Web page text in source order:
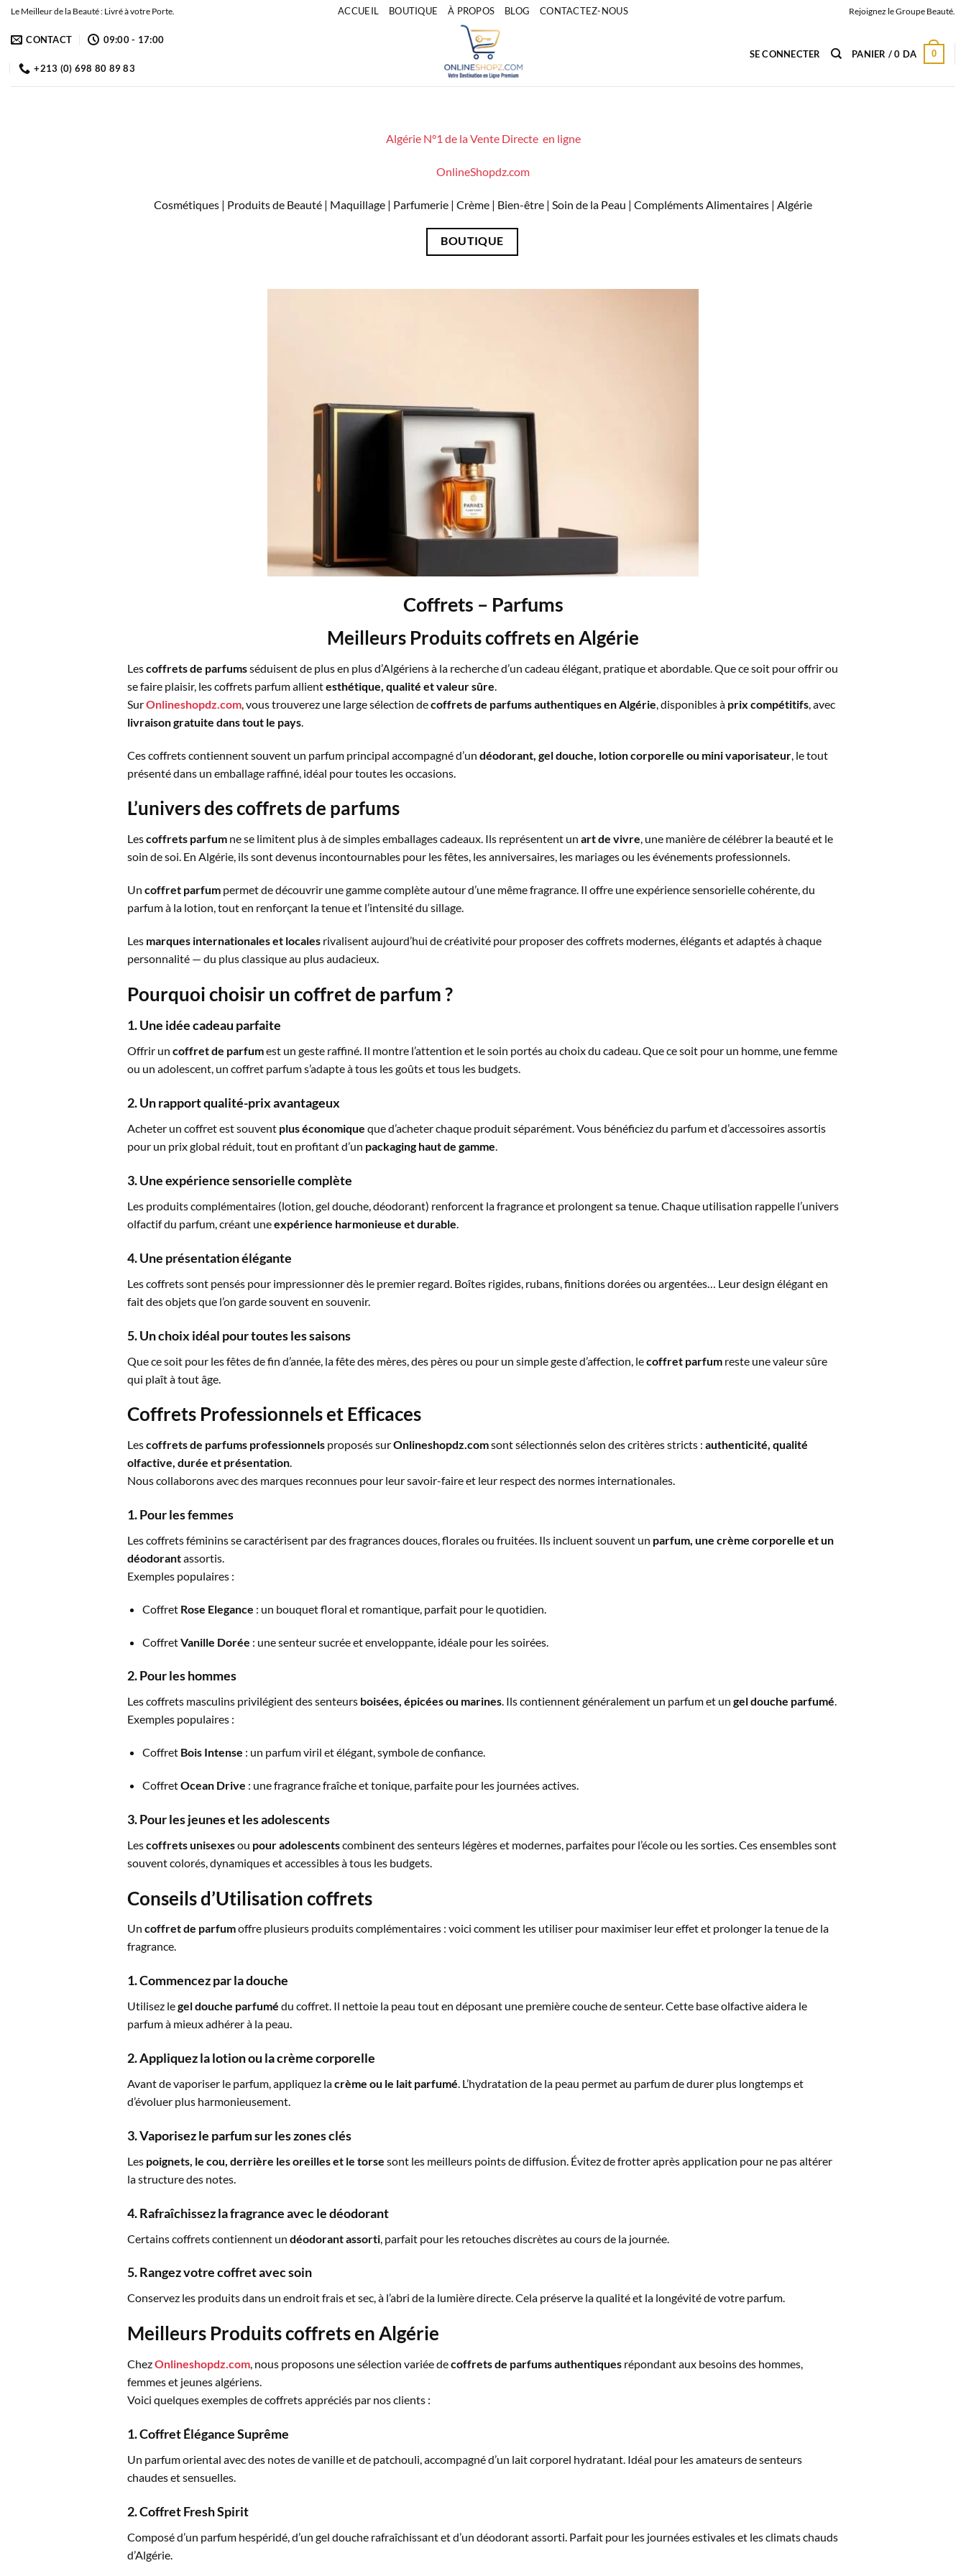
Passer
contenu
Le Meilleur de la Beauté : Livré à votre Porte. ACCUEIL BOUTIQUE À PROPOS BLOG CONTACTEZ-NOUS Rejoignez le Groupe Beauté.
CONTACT 09:00 - 17:00
+213 (0) 698 80 89 83
SE CONNECTER PANIER /0 DA 0
Algérie N°1 de la Vente Directe en ligne
OnlineShopdz.com
Cosmétiques | Produits de Beauté | Maquillage | Parfumerie | Crème | Bien-être | Soin de la Peau | Compléments Alimentaires | Algérie
BOUTIQUE
Coffrets – Parfums
Meilleurs Produits coffrets en Algérie
Lescoffrets de parfumsséduisent de plus en plus d’Algériens à la recherche d’un cadeau élégant, pratique et abordable. Que ce soit pour offrir ou
se faire plaisir, les coffrets parfum allientesthétique, qualité et valeur sûre.
SurOnlineshopdz.com, vous trouverez une large sélection decoffrets de parfums authentiques en Algérie, disponibles à prix compétitifs, avec
livraison gratuite dans tout le pays.
Ces coffrets contiennent souvent un parfum principal accompagné d’un déodorant, gel douche, lotion corporelle ou mini vaporisateur , le tout
présenté dans un emballage raffiné, idéal pour toutes les occasions.
L’univers des coffrets de parfums
Lescoffrets parfum ne se limitent plus à de simples emballages cadeaux. Ils représentent un art de vivre, une manière de célébrer la beauté et le
soin de soi. En Algérie, ils sont devenus incontournables pour les fêtes, les anniversaires, les mariages ou les événements professionnels.
Un coffret parfum permet de découvrir une gamme complète autour d’une même fragrance. Il offre une expérience sensorielle cohérente, du
parfum à la lotion, tout en renforçant la tenue et l’intensité du sillage.
Les marques internationales et locales rivalisent aujourd’hui de créativité pour proposer des coffrets modernes, élégants et adaptés à chaque
personnalité — du plus classique au plus audacieux.
Pourquoi choisir un coffret de parfum ?
1. Une idée cadeau parfaite
Offrir un coffret de parfumest un geste raffiné. Il montre l’attention et le soin portés au choix du cadeau. Que ce soit pour un homme, une femme
ou un adolescent, un coffret parfum s’adapte à tous les goûts et tous les budgets.
2. Un rapport qualité-prix avantageux
Acheter un coffret est souvent plus économique que d’acheter chaque produit séparément. Vous bénéficiez du parfum et d’accessoires assortis
pour un prix global réduit, tout en profitant d’un packaging haut de gamme.
3. Une expérience sensorielle complète
Les produits complémentaires (lotion, gel douche, déodorant) renforcent la fragrance et prolongent sa tenue. Chaque utilisation rappelle l’univers
olfactif du parfum, créant uneexpérience harmonieuse et durable.
4. Une présentation élégante
Les coffrets sont pensés pour impressionner dès le premier regard. Boîtes rigides, rubans, finitions dorées ou argentées… Leur design élégant en
fait des objets que l’on garde souvent en souvenir.
5. Un choix idéal pour toutes les saisons
Que ce soit pour les fêtes de fin d’année, la fête des mères, des pères ou pour un simple geste d’affection, lecoffret parfum reste une valeur sûre
qui plaît à tout âge.
Coffrets Professionnels et Efficaces
Lescoffrets de parfums professionnels proposés surOnlineshopdz.comsont sélectionnés selon des critères stricts : authenticité, qualité
olfactive, durée et présentation.
Nous collaborons avec des marques reconnues pour leur savoir-faire et leur respect des normes internationales.
1. Pour les femmes
Les coffrets féminins se caractérisent par des fragrances douces, florales ou fruitées. Ils incluent souvent un parfum, une crème corporelle et un
déodorantassortis.
Exemples populaires :
Coffret Rose Elegance : un bouquet floral et romantique, parfait pour le quotidien.
CoffretVanille Dorée : une senteur sucrée et enveloppante, idéale pour les soirées.
2. Pour les hommes
Les coffrets masculins privilégient des senteurs boisées, épicées ou marines. Ils contiennent généralement un parfum et un gel douche parfumé.
Exemples populaires :
Coffret Bois Intense : un parfum viril et élégant, symbole de confiance.
CoffretOcean Drive : une fragrance fraîche et tonique, parfaite pour les journées actives.
3. Pour les jeunes et les adolescents
Lescoffrets unisexesou pour adolescentscombinent des senteurs légères et modernes, parfaites pour l’école ou les sorties. Ces ensembles sont
souvent colorés, dynamiques et accessibles à tous les budgets.
Conseils d’Utilisation coffrets
Un coffret de parfumoffre plusieurs produits complémentaires : voici comment les utiliser pour maximiser leur effet et prolonger la tenue de la
fragrance.
1. Commencez par la douche
Utilisez legel douche parfumé du coffret. Il nettoie la peau tout en déposant une première couche de senteur. Cette base olfactive aidera le
parfum à mieux adhérer à la peau.
2. Appliquez la lotion ou la crème corporelle
Avant de vaporiser le parfum, appliquez lacrème ou le lait parfumé. L’hydratation de la peau permet au parfum de durer plus longtemps et
d’évoluer plus harmonieusement.
3. Vaporisez le parfum sur les zones clés
Les poignets, le cou, derrière les oreilles et le torse sont les meilleurs points de diffusion. Évitez de frotter après application pour ne pas altérer
la structure des notes.
4. Rafraîchissez la fragrance avec le déodorant
Certains coffrets contiennent un déodorant assorti , parfait pour les retouches discrètes au cours de la journée.
5. Rangez votre coffret avec soin
Conservez les produits dans un endroit frais et sec, à l’abri de la lumière directe. Cela préserve la qualité et la longévité de votre parfum.
Meilleurs Produits coffrets en Algérie
ChezOnlineshopdz.com, nous proposons une sélection variée decoffrets de parfums authentiques répondant aux besoins des hommes,
femmes et jeunes algériens.
Voici quelques exemples de coffrets appréciés par nos clients :
1. Coffret Élégance Suprême
Un parfum oriental avec des notes de vanille et de patchouli, accompagné d’un lait corporel hydratant. Idéal pour les amateurs de senteurs
chaudes et sensuelles.
2. Coffret Fresh Spirit
Composé d’un parfum hespéridé, d’un gel douche rafraîchissant et d’un déodorant assorti. Parfait pour les journées estivales et les climats chauds
d’Algérie.